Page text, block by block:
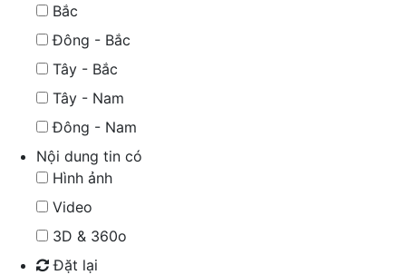
Bắc
Đông - Bắc
Tây - Bắc
Tây - Nam
Đông - Nam
Nội dung tin có
Hình ảnh
Video
3D & 360o
Đặt lại